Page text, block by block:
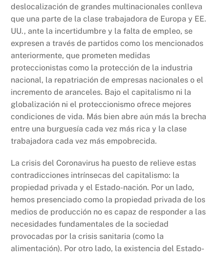
deslocalización de grandes multinacionales conlleva
que una parte de la clase trabajadora de Europa y EE.
UU., ante la incertidumbre y la falta de empleo, se
expresen a través de partidos como los mencionados
anteriormente, que prometen medidas
proteccionistas como la protección de la industria
nacional, la repatriación de empresas nacionales o el
incremento de aranceles. Bajo el capitalismo ni la
globalización ni el proteccionismo ofrece mejores
condiciones de vida. Más bien abre aún más la brecha
entre una burguesía cada vez más rica y la clase
trabajadora cada vez más empobrecida.
La crisis del Coronavirus ha puesto de relieve estas
contradicciones intrínsecas del capitalismo: la
propiedad privada y el Estado-nación. Por un lado,
hemos presenciado como la propiedad privada de los
medios de producción no es capaz de responder a las
necesidades fundamentales de la sociedad
provocadas por la crisis sanitaria (como la
alimentación). Por otro lado, la existencia del Estado-